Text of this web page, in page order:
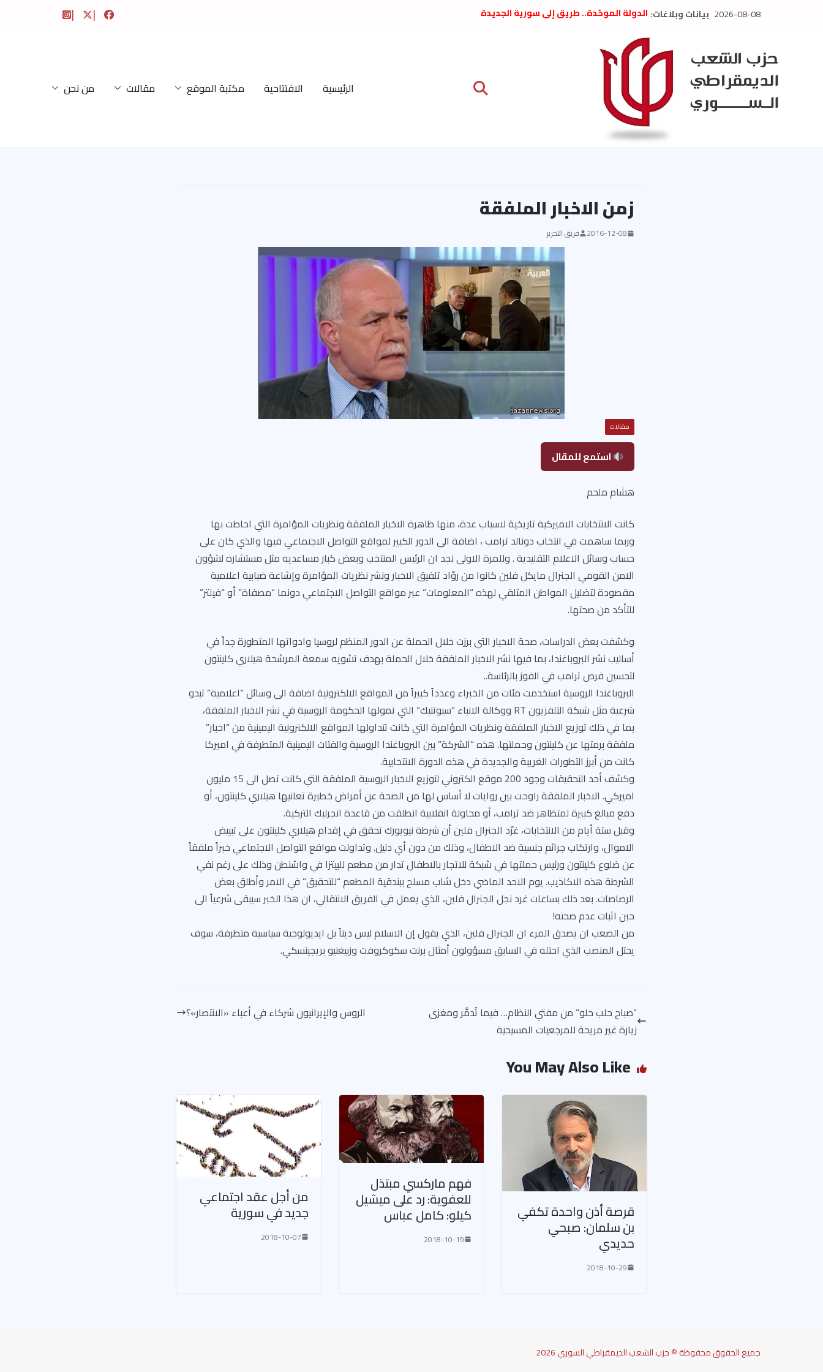
2026-08-08 بيانات وبلاغات: الدولة الموحّدة.. طريق إلى سورية الجديدة
تعزية بوفاة المناضل حسن عبدالعظيم الأمين
العام السابق لحزب الاتحاد الاشتراكي العربي
الديمقراطي
بلاغ صادر عن اجتماع اللجنة المركزية نيسان
الحرب الأمريكية الإسرائيلية على نظام الملالي
في إيران .. بيان من حزب الشعب الديمقراطي
السوري
الرئيسية الافتتاحية مكتبة الموقع مقالات من نحن
زمن الاخبار الملفقة
2016-12-08 فريق التحرير
مقالات
استمع للمقال
هشام ملحم
كانت الانتخابات الاميركية تاريخية لاسباب عدة، منها ظاهرة الاخبار الملفقة ونظريات المؤامرة التي احاطت بها
وربما ساهمت في انتخاب دونالد ترامب ، اضافة الى الدور الكبير لمواقع التواصل الاجتماعي فيها والذي كان على
حساب وسائل الاعلام التقليدية . وللمرة الاولى نجد ان الرئيس المنتخب وبعض كبار مساعديه مثل مستشاره لشؤون
الامن القومي الجنرال مايكل فلين كانوا من روّاد تلفيق الاخبار ونشر نظريات المؤامرة وإشاعة ضبابية اعلامية
مقصودة لتضليل المواطن المتلقي لهذه “المعلومات” عبر مواقع التواصل الاجتماعي دونما “مصفاة” أو “فيلتر”
للتأكد من صحتها.
وكشفت بعض الدراسات، صحة الاخبار التي برزت خلال الحملة عن الدور المنظم لروسيا وادواتها المتطورة جداً في
أساليب نشر البروباغندا، بما فيها نشر الاخبار الملفقة خلال الحملة بهدف تشويه سمعة المرشحة هيلاري كلينتون
لتحسين فرص ترامب في الفوز بالرئاسة..
البروباغندا الروسية استخدمت مئات من الخبراء وعدداً كبيراً من المواقع الالكترونية اضافة الى وسائل “اعلامية” تبدو
شرعية مثل شبكة التلفزيون RT ووكالة الانباء “سبوتنيك” التي تمولها الحكومة الروسية في نشر الاخبار الملفقة،
بما في ذلك توزيع الاخبار الملفقة ونظريات المؤامرة التي كانت تتداولها المواقع الالكترونية اليمينية من “اخبار”
ملفقة برمتها عن كلينتون وحملتها. هذه “الشركة” بين البروباغندا الروسية والفئات اليمينية المتطرفة في اميركا
كانت من أبرز التطورات الغريبة والجديدة في هذه الدورة الانتخابية.
وكشف أحد التحقيقات وجود 200 موقع الكتروني لتوزيع الاخبار الروسية الملفقة التي كانت تصل الى 15 مليون
اميركي. الاخبار الملفقة راوحت بين روايات لا أساس لها من الصحة عن أمراض خطيرة تعانيها هيلاري كلينتون، أو
دفع مبالغ كبيرة لمتظاهر ضد ترامب، أو محاولة انقلابية انطلقت من قاعدة انجرليك التركية.
وقبل ستة أيام من الانتخابات، غرّد الجنرال فلين أن شرطة نيويورك تحقق في إقدام هيلاري كلينتون على تبييض
الاموال، وارتكاب جرائم جنسية ضد الاطفال، وذلك من دون أي دليل. وتداولت مواقع التواصل الاجتماعي خبراً ملفقاً
عن ضلوع كلينتون ورئيس حملتها في شبكة للاتجار بالاطفال تدار من مطعم للبيتزا في واشنطن وذلك على رغم نفي
الشرطة هذه الاكاذيب. يوم الاحد الماضي دخل شاب مسلح ببندقية المطعم “للتحقيق” في الامر وأطلق بعض
الرصاصات. بعد ذلك بساعات غرد نجل الجنرال فلين، الذي يعمل في الفريق الانتقالي، ان هذا الخبر سيبقى شرعياً الى
حين اثبات عدم صحته!
من الصعب ان يصدق المرء ان الجنرال فلين، الذي يقول إن الاسلام ليس ديناً بل ايديولوجية سياسية متطرفة، سوف
يحتل المنصب الذي احتله في السابق مسؤولون أمثال برنت سكوكروفت وزبيغنيو بريجينسكي.
“صباح حلب حلو” من مفتي النظام… فيما تُدمَّر ومغزى
زيارة غير مريحة للمرجعيات المسيحية
الروس والإيرانيون شركاء في أعباء «الانتصار»؟
You May Also Like
قرصة أذن واحدة تكفي
بن سلمان: صبحي
حديدي
2018-10-29
فهم ماركسي مبتذل
للعفوية: رد على ميشيل
كيلو: كامل عباس
2018-10-19
من أجل عقد اجتماعي
جديد في سورية
2018-10-07
جميع الحقوق محفوظة © حزب الشعب الديمقراطي السوري 2026